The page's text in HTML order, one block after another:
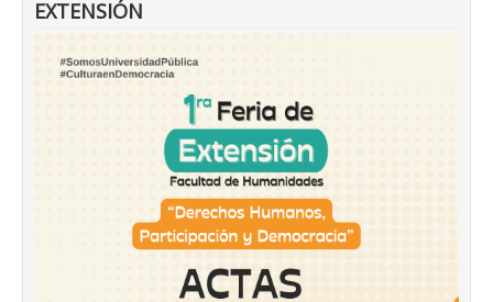
EXTENSIÓN